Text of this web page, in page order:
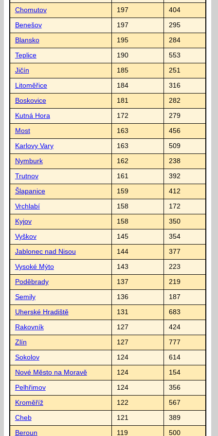
Chomutov 197 404
Benešov 197 295
Blansko 195 284
Teplice 190 553
Jičín 185 251
Litoměřice 184 316
Boskovice 181 282
Kutná Hora 172 279
Most 163 456
Karlovy Vary 163 509
Nymburk 162 238
Trutnov 161 392
Šlapanice 159 412
Vrchlabí 158 172
Kyjov 158 350
Vyškov 145 354
Jablonec nad Nisou 144 377
Vysoké Mýto 143 223
Poděbrady 137 219
Semily 136 187
Uherské Hradiště 131 683
Rakovník 127 424
Zlín 127 777
Sokolov 124 614
Nové Město na Moravě 124 154
Pelhřimov 124 356
Kroměříž 122 567
Cheb 121 389
Beroun 119 500